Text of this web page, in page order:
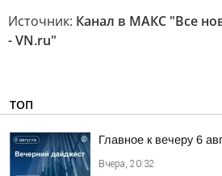
Источник: Канал в МАКС "Все
- VN.ru"
ТОП
Главное к вечеру 6
Вчера, 20:32